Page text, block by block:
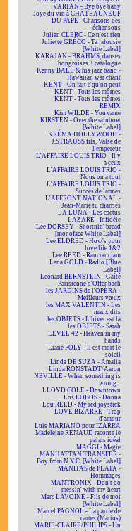
VARTAN - Bye bye baby
Joye du vin à CHÂTEAUNEUF
DU PAPE - Chansons des
échansons
Julien CLERC - Ce n'est rien
Juliette GRÉCO - Ta jalousie
[White Label]
KARAJAN - BRAHMS, danses
hongroises + catalogue
Kenny BALL & his jazz band -
Hawaiian war chant
KENT - On fait c'qu'on peut
KENT - Tous les mômes
KENT - Tous les mômes
REMIX
Kim WILDE - You came
KIRSTEN - Over the rainbow
[White Label]
KRÉMA HOLLYWOOD -
J.STRAUSS fils, Valse de
l'empereur
L'AFFAIRE LOUIS TRIO - Il y
a ceux
L'AFFAIRE LOUIS TRIO -
Nous on a tout
L'AFFAIRE LOUIS TRIO -
Succès de larmes
L'AFFRONT NATIONAL -
Jean-Marie tu charries
LA LUNA - Les cactus
LAZARE - Infidèle
Lee DORSEY - Shortnin' bread
[monoface White Label]
Lee ELDRED - How's your
love life 1&2
Lee REED - Ram ram jam
Lena GOLD - Radio [Blue
Label]
Leonard BERNSTEIN - Gaîté
Parisienne d'Offenbach
les JARDINS de l'OPÉRA -
Meilleurs vœux
les MAX VALENTIN - Les
maux dits
les OBJETS - L'hiver est là
les OBJETS - Sarah
LEVEL 42 - Heaven in my
hands
Liane FOLY - Il est mort le
soleil
Linda DE SUZA - Amalia
Linda RONSTADT/Aaron
NEVILLE - When something is
wrong...
LLOYD COLE - Downtown
Los LOBOS - Donna
Lou REED - My red joystick
LOVE BIZARRE - Trop
d'amour
Luis MARIANO pour IZARRA
Madeleine RENAUD raconte le
palais idéal
MAGGI - Magie
MANHATTAN TRANSFER -
Boy from N.Y.C. [White Label]
MANITAS de PLATA -
Hommages
MANTRONIX - Don't go
messin' with my heart
Marc LAVOINE - Fils de moi
[White Label]
Marcel PAGNOL - La partie de
cartes (Marius)
MARIE-CLAIRE/PHILIPS - Un